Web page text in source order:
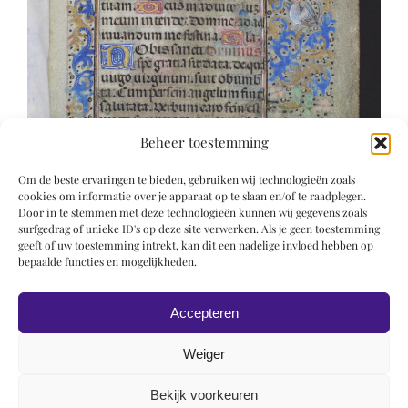
Beheer toestemming
Om de beste ervaringen te bieden, gebruiken wij technologieën zoals
cookies om informatie over je apparaat op te slaan en/of te raadplegen.
Door in te stemmen met deze technologieën kunnen wij gegevens zoals
surfgedrag of unieke ID's op deze site verwerken. Als je geen toestemming
geeft of uw toestemming intrekt, kan dit een nadelige invloed hebben op
bepaalde functies en mogelijkheden.
Accepteren
Weiger
Bekijk voorkeuren